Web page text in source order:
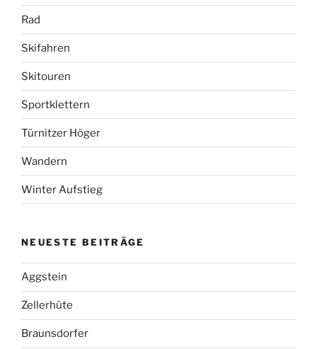
Rad
Skifahren
Skitouren
Sportklettern
Türnitzer Höger
Wandern
Winter Aufstieg
NEUESTE BEITRÄGE
Aggstein
Zellerhüte
Braunsdorfer